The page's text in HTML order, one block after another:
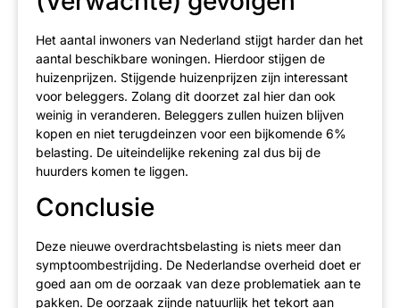
Het aantal inwoners van Nederland stijgt harder dan het
aantal beschikbare woningen. Hierdoor stijgen de
huizenprijzen. Stijgende huizenprijzen zijn interessant
voor beleggers. Zolang dit doorzet zal hier dan ook
weinig in veranderen. Beleggers zullen huizen blijven
kopen en niet terugdeinzen voor een bijkomende 6%
belasting. De uiteindelijke rekening zal dus bij de
huurders komen te liggen.
Conclusie
Deze nieuwe overdrachtsbelasting is niets meer dan
symptoombestrijding. De Nederlandse overheid doet er
goed aan om de oorzaak van deze problematiek aan te
pakken. De oorzaak zijnde natuurlijk het tekort aan